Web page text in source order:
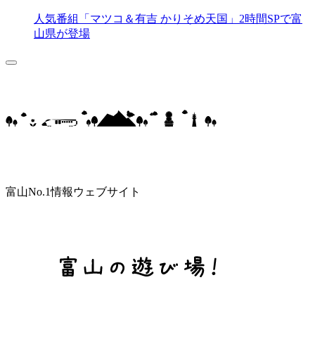
人気番組「マツコ＆有吉 かりそめ天国」2時間SPで富
山県が登場
富山No.1情報ウェブサイト